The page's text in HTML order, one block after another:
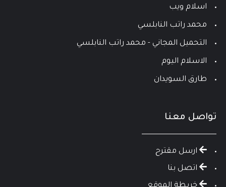
اسلام ويب
محمد راتب النابلسي
التحميل المجاني - محمد راتب النابلسي
الاسلام اليوم
طارق السويدان
تواصل معنا
ارسل مقترح
اتصل بنا